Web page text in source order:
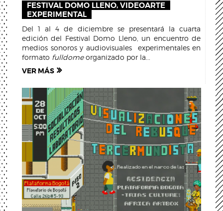
FESTIVAL DOMO LLENO, VIDEOARTE
EXPERIMENTAL
Del 1 al 4 de diciembre se presentará la cuarta
edición del Festival Domo Lleno, un encuentro de
medios sonoros y audiovisuales experimentales en
formato fulldomeorganizado por la...
VER MÁS